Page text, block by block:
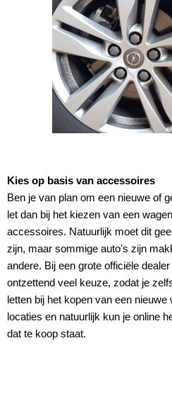
Kies op basis van accessoires
Ben je van plan om een nieuwe of
let dan bij het kiezen van een
accessoires. Natuurlijk moet dit
zijn, maar sommige auto's zijn
andere. Bij een grote officiële
ontzettend veel keuze, zodat je
letten bij het kopen van een
locaties en natuurlijk kun je online
dat te koop staat.